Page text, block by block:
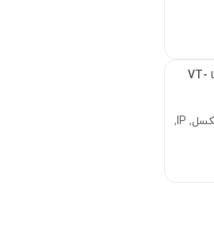
دوربین مداربسته والتیما VT-
,
IP
,